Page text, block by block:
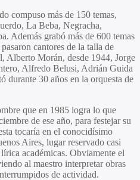
compuso más de 150 temas,
La Beba, Negracha,
Además grabó más de 600 temas
cantores de la talla de
Alberto Morán, desde 1944, Jorge
Alfredo Belusi, Adrián Guida
durante 30 años en la orquesta de
que en 1985 logra lo que
de ese año, para festejar su
tocaría en el conocidísimo
Aires, lugar reservado casi
académicas. Obviamente el
al maestro interpretar obras
de actividad.